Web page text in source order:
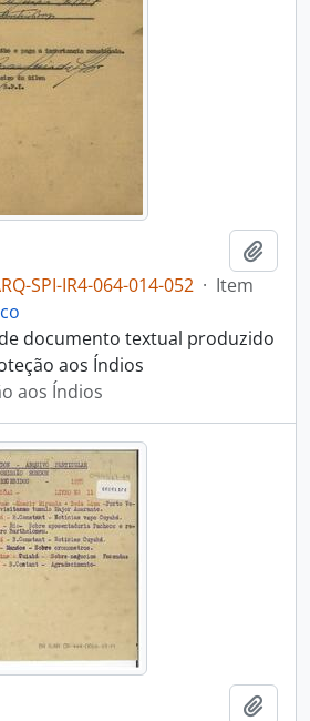
SPI-IR4-064-014-052 · Item
documento textual produzido
aos Índios
aos Índios